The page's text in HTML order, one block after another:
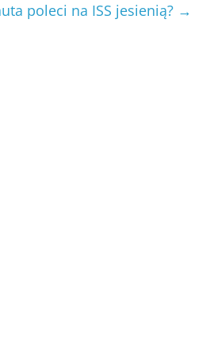
poleci na ISS jesienią? →